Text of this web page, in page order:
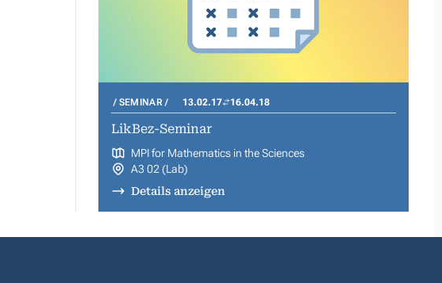
SEMINAR 13.02.17 16.04.18
LikBez-Seminar
MPI for Mathematics in the Sciences
A3 02 (Lab)
Details anzeigen